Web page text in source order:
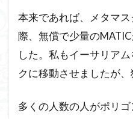
本来であれば、メタマ
際、無償で少量の
した。私もイーサリア
クに移動させましたが、
多くの人数の人がポリ